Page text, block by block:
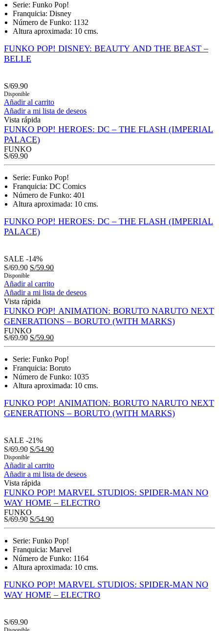
Serie: Funko Pop!
Franquicia: Disney
Número de Funko: 1132
Altura aproximada: 10 cms.
FUNKO POP! DISNEY: BEAUTY AND THE BEAST –
BELLE
S/69.90
Disponible
Añadir al carrito
Añadir a mi lista de deseos
Vista rápida
FUNKO POP! HEROES: DC – THE FLASH (IMPERIAL
PALACE)
FUNKO
S/69.90
Serie: Funko Pop!
Franquicia: DC Comics
Número de Funko: 401
Altura aproximada: 10 cms.
FUNKO POP! HEROES: DC – THE FLASH (IMPERIAL
PALACE)
SALE -14%
S/69.90 S/59.90
Disponible
Añadir al carrito
Añadir a mi lista de deseos
Vista rápida
FUNKO POP! ANIMATION: BORUTO NARUTO NEXT
GENERATIONS – BORUTO (WITH MARKS)
FUNKO
S/69.90 S/59.90
Serie: Funko Pop!
Franquicia: Boruto
Número de Funko: 1035
Altura aproximada: 10 cms.
FUNKO POP! ANIMATION: BORUTO NARUTO NEXT
GENERATIONS – BORUTO (WITH MARKS)
SALE -21%
S/69.90 S/54.90
Disponible
Añadir al carrito
Añadir a mi lista de deseos
Vista rápida
FUNKO POP! MARVEL STUDIOS: SPIDER-MAN NO
WAY HOME – ELECTRO
FUNKO
S/69.90 S/54.90
Serie: Funko Pop!
Franquicia: Marvel
Número de Funko: 1164
Altura aproximada: 10 cms.
FUNKO POP! MARVEL STUDIOS: SPIDER-MAN NO
WAY HOME – ELECTRO
S/69.90